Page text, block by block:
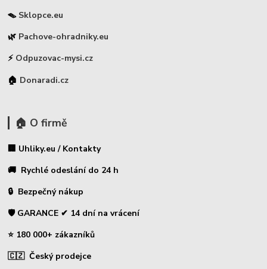
🪤 Sklopce.eu
🌿 Pachove-ohradniky.eu
⚡ Odpuzovac-mysi.cz
🏠 Donaradi.cz
🏠 O firmě
🏢 Uhliky.eu / Kontakty
🚚 Rychlé odeslání do 24 h
🔒 Bezpečný nákup
🛡️ GARANCE ✔ 14 dní na vrácení
⭐ 180 000+ zákazníků
🇨🇿 Český prodejce